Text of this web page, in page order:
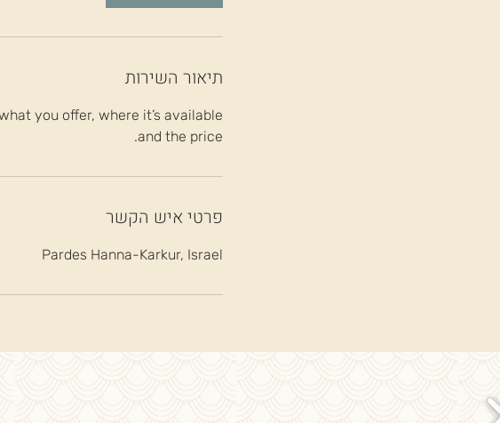
תיאור השירות
you offer, where it’s available
and the price.
פרטי איש הקשר
Pardes Hanna-Karkur, Israel